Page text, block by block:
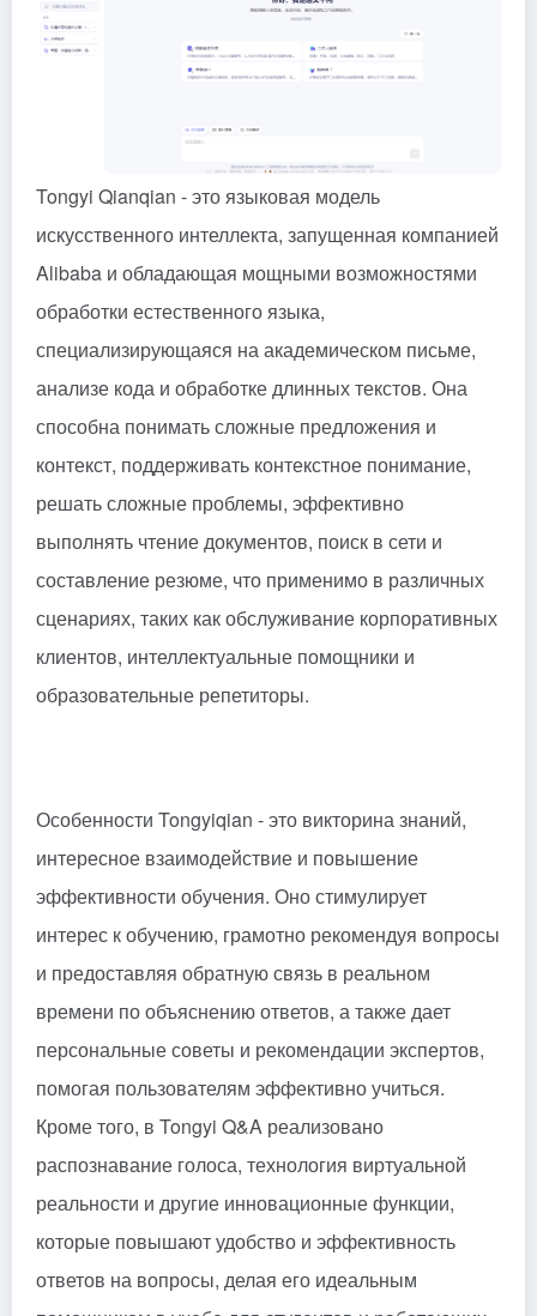
Tongyi Qianqian - это языковая модель
искусственного интеллекта, запущенная компанией
Alibaba и обладающая мощными возможностями
обработки естественного языка,
специализирующаяся на академическом письме,
анализе кода и обработке длинных текстов. Она
способна понимать сложные предложения и
контекст, поддерживать контекстное понимание,
решать сложные проблемы, эффективно
выполнять чтение документов, поиск в сети и
составление резюме, что применимо в различных
сценариях, таких как обслуживание корпоративных
клиентов, интеллектуальные помощники и
образовательные репетиторы.
Особенности Tongyiqian - это викторина знаний,
интересное взаимодействие и повышение
эффективности обучения. Оно стимулирует
интерес к обучению, грамотно рекомендуя вопросы
и предоставляя обратную связь в реальном
времени по объяснению ответов, а также дает
персональные советы и рекомендации экспертов,
помогая пользователям эффективно учиться.
Кроме того, в Tongyi Q&A реализовано
распознавание голоса, технология виртуальной
реальности и другие инновационные функции,
которые повышают удобство и эффективность
ответов на вопросы, делая его идеальным